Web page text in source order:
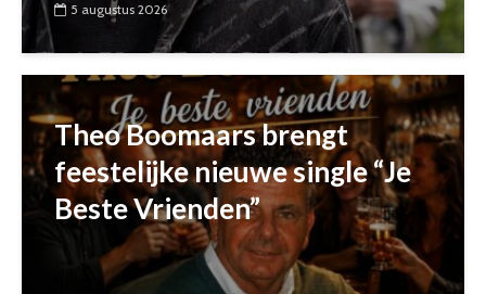
5 augustus 2026
Theo Boomaars brengt
feestelijke nieuwe single “Je
Beste Vrienden”